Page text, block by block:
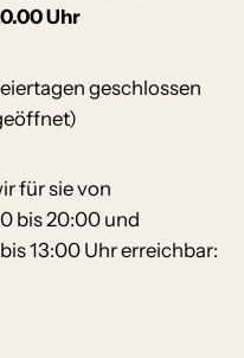
Uhr
geschlossen
für sie von
bis 20:00 und
13:00 Uhr erreichbar: